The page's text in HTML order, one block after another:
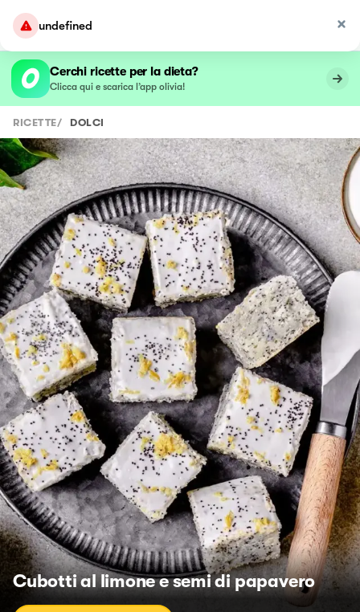
undefined
Cerchi ricette per la dieta?
Clicca qui e scarica l’app olivia!
RICETTE/ DOLCI
Cubotti al limone e semi di papavero